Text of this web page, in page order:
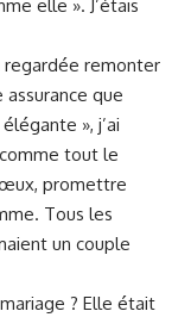
elle ». J’étais
regardée remonter
que
», j’ai
tout le
promettre
Tous les
un couple
? Elle était